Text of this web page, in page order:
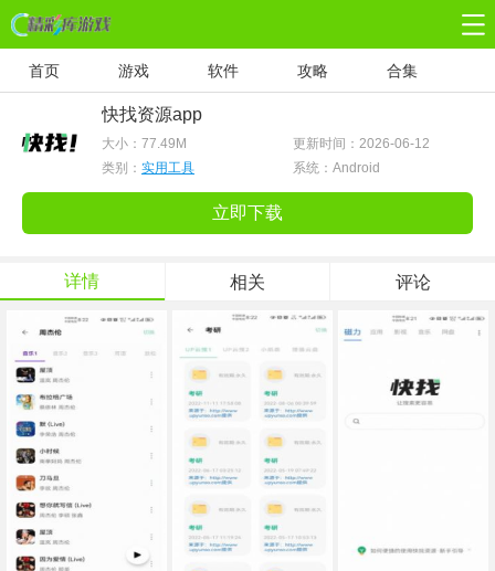
首页 游戏 软件 攻略 合集
快找资源app
大小： 77.49M
更新时间：2026-06-12
类别： 实用工具 系统：Android
立即下载
详情 相关 评论